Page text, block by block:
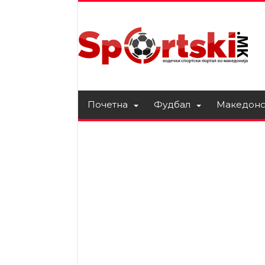
Почетна Фудбал